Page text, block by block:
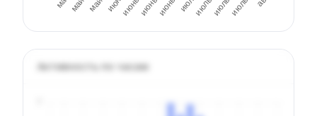
Активность по часам